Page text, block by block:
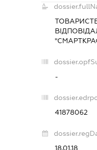
-
41878062
18.01.18